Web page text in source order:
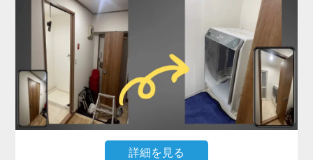
でした。
さらに、他の業者にも断られたとのことで、当店に
ご連絡をいただいた際には「設置できる業者が見つ
からず困っている」とのお声も。現地を確認したう
えで、洗濯パンと各障害物との距離を慎重に測りな
がら、数ミリ単位で位置調整し、無事に搬入・設置
を完了しました。施工料金は3,980円～で、T様にも
大変ご満足いただけました。
詳細を見る